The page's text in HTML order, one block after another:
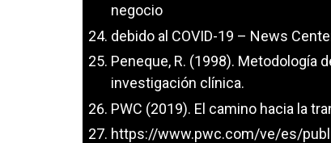
negocio
debido al COVID-19 – News
Peneque, R. (1998). Metodología
investigación clínica.
PWC (2019). El camino hacia la
https://www.pwc.com/ve/es/